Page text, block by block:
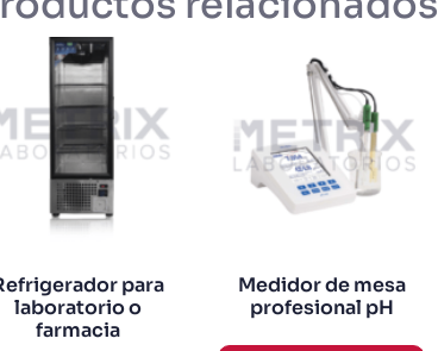
para
laboratorio o
farmacia
Medidor de mesa
profesional pH